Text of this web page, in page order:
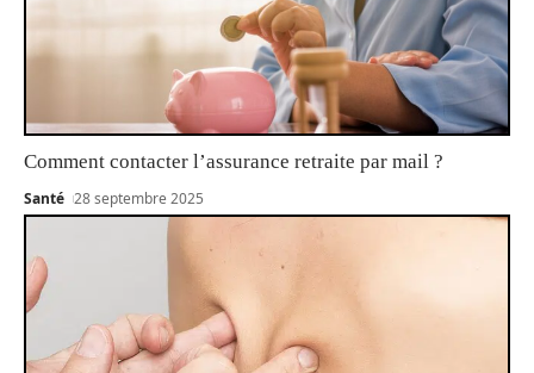
Comment contacter l’assurance retraite par mail ?
Santé 28 septembre 2025